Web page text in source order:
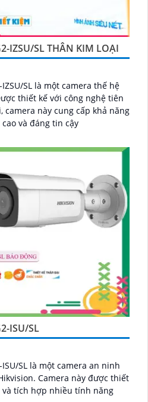
IZSU/SL THÂN KIM LOẠI
IZSU/SL là một camera thế hệ
này cung cấp khả năng
và đáng tin cậy
ISU/SL
ISU/SL là một camera an ninh
được thiết
tích hợp nhiều tính năng